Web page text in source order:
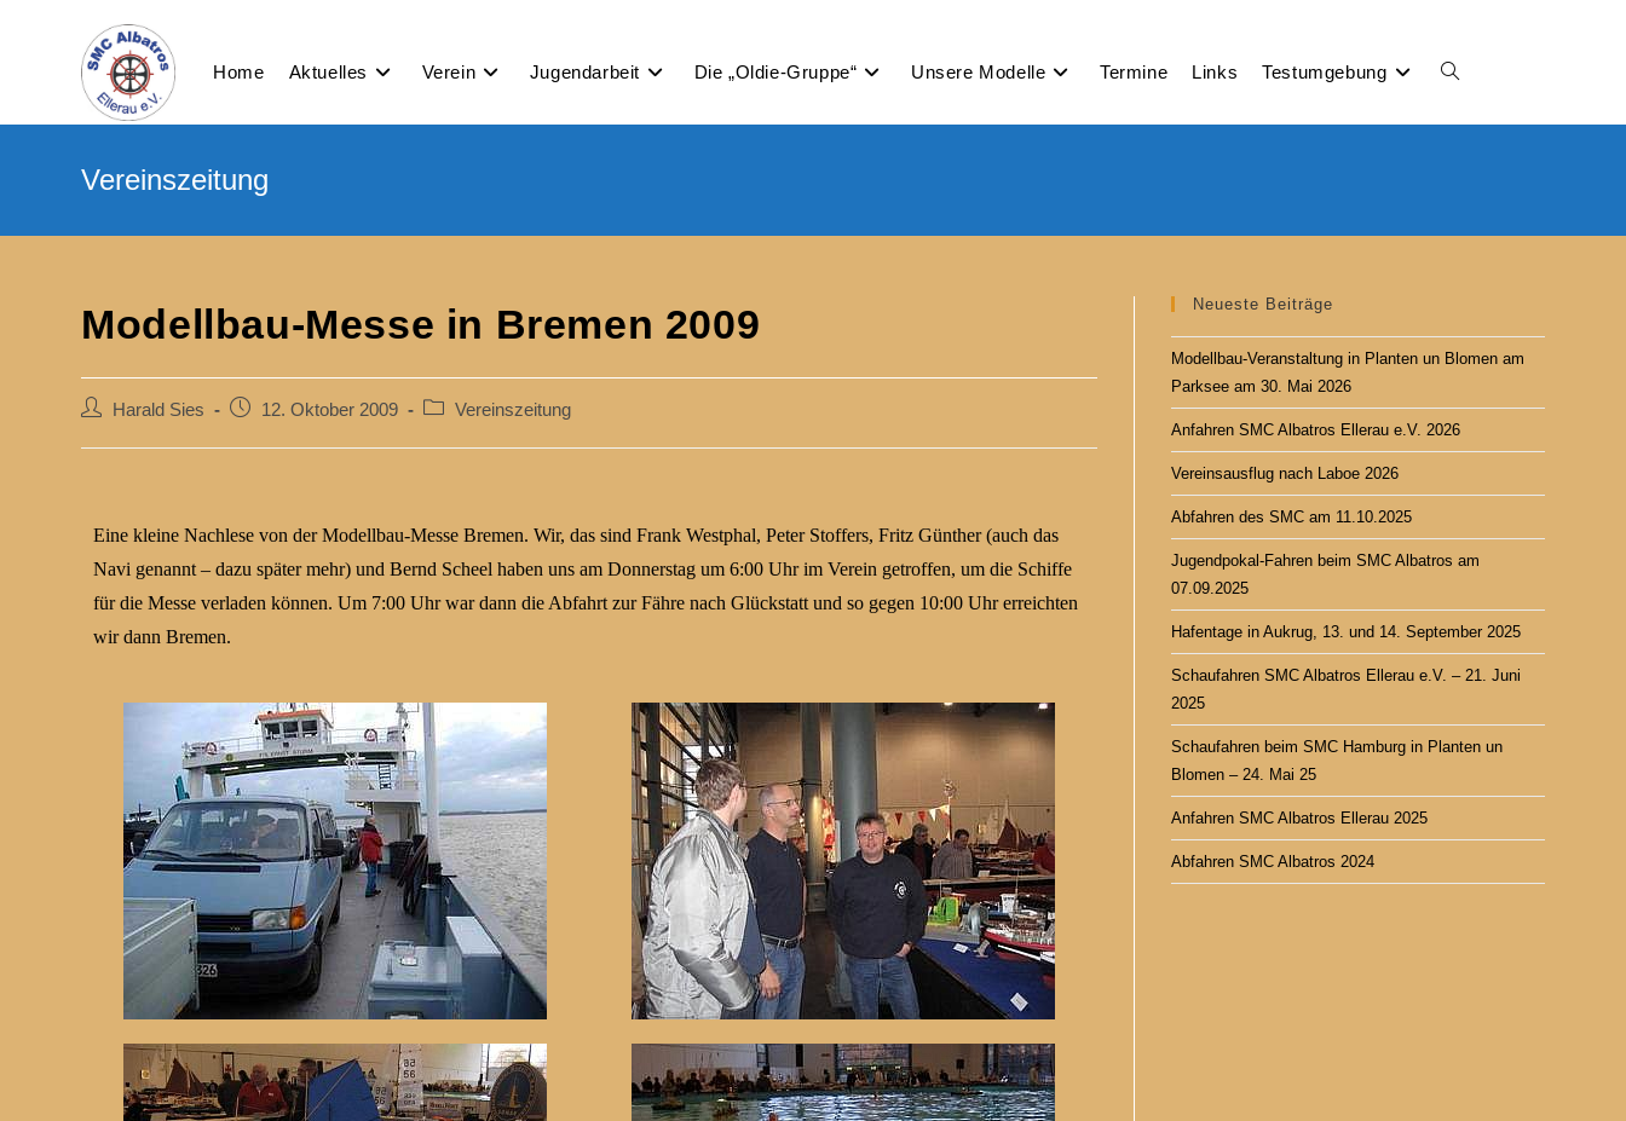
Home Aktuelles Verein Jugendarbeit Die „Oldie-Gruppe“ Unsere Modelle Termine Links Testumgebung
Modellbau-Messe in Bremen 2009
Harald Sies 12. Oktober 2009 Vereinszeitung
Eine kleine Nachlese von der Modellbau-Messe Bremen. Wir, das sind Frank Westphal, Peter Stoffers, Fritz Günther (auch das
Navi genannt – dazu später mehr) und Bernd Scheel haben uns am Donnerstag um 6:00 Uhr im Verein getroffen, um die Schiffe
für die Messe verladen können. Um 7:00 Uhr war dann die Abfahrt zur Fähre nach Glückstatt und so gegen 10:00 Uhr erreichten
wir dann Bremen.
Neueste Beiträge
Modellbau-Veranstaltung in Planten un Blomen am
Parksee am 30. Mai 2026
Anfahren SMC Albatros Ellerau e.V. 2026
Vereinsausflug nach Laboe 2026
Abfahren des SMC am 11.10.2025
Jugendpokal-Fahren beim SMC Albatros am
07.09.2025
Hafentage in Aukrug, 13. und 14. September 2025
Schaufahren SMC Albatros Ellerau e.V. – 21. Juni
2025
Schaufahren beim SMC Hamburg in Planten un
Blomen – 24. Mai 25
Anfahren SMC Albatros Ellerau 2025
Abfahren SMC Albatros 2024